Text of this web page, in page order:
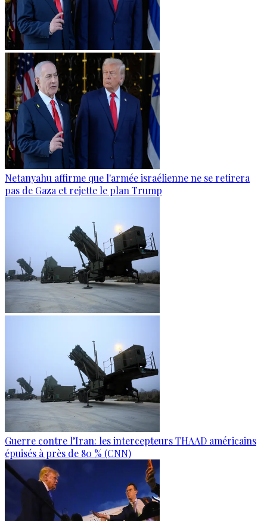
Netanyahu affirme que l'armée israélienne ne se retirera
pas de Gaza et rejette le plan Trump
Guerre contre l’Iran: les intercepteurs THAAD américains
épuisés à près de 80 % (CNN)